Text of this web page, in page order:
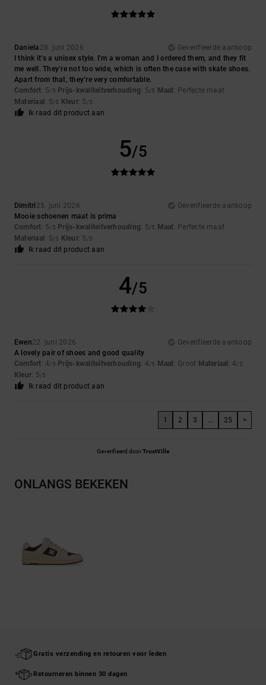
Daniela 28. juni 2026
Geverifieerde aankoop
I think it’s a unisex style. I’m a woman and I ordered them, and they fit
me well. They’re not too wide, which is often the case with skate shoes.
Apart from that, they’re very comfortable.
Comfort: 5/5 Prijs-kwaliteitverhouding: 5/5 Maat: Perfecte maat
Materiaal : 5/5 Kleur: 5 /5
Ik raad dit product aan
5/5
Dimitri 25. juni 2026
Geverifieerde aankoop
Mooie schoenen maat is prima
Comfort: 5/5 Prijs-kwaliteitverhouding: 5/5 Maat: Perfecte maat
Materiaal : 5/5 Kleur: 5 /5
Ik raad dit product aan
4/5
Ewen22. juni 2026
Geverifieerde aankoop
A lovely pair of shoes and good quality
Comfort: 4/5 Prijs-kwaliteitverhouding: 4/5 Maat: Groot Materiaal : 4/5
Kleur: 5/5
Ik raad dit product aan
1 2 3 ... 25 >
Geverifieerd doorTrustVille
ONLANGS BEKEKEN
Gratis verzending en retouren voor leden
Retourneren binnen 30 dagen